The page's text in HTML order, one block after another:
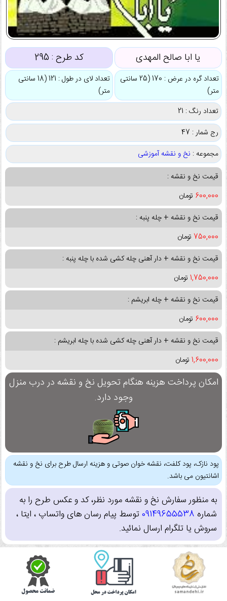
یا ابا صالح المهدی کد طرح : 295
تعداد گره در عرض : 170 (25 سانتی
متر)
تعداد لای در طول : 121 (18 سانتی
متر)
تعداد رنگ : 21
رج شمار : 47
مجموعه : نخ و نقشه آموزشی
قیمت نخ و نقشه :
600,000 تومان
قیمت نخ و نقشه + چله پنبه :
750,000 تومان
قیمت نخ و نقشه + دار آهنی چله کشی شده با چله پنبه :
1,750,000 تومان
قیمت نخ و نقشه + چله ابریشم :
600,000 تومان
قیمت نخ و نقشه + دار آهنی چله کشی شده با چله ابریشم :
1,600,000 تومان
امکان پرداخت هزینه هنگام تحویل نخ و نقشه در درب منزل
وجود دارد.
پود نازک، پود کلفت، نقشه خوان صوتی و هزینه ارسال طرح برای نخ و نقشه
اشانتیون می باشد.
به منظور سفارش نخ و نقشه مورد نظر، کد و عکس طرح را به
شماره 09149655538توسط پیام رسان های واتساپ ، ایتا ،
سروش یا تلگرام ارسال نمائید.